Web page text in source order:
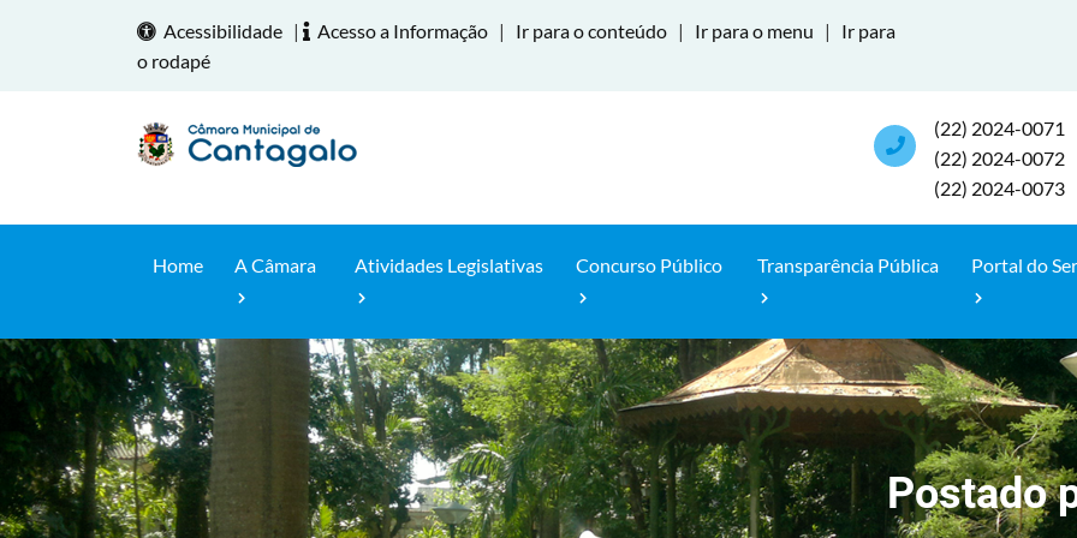
Acessibilidade | Acesso a Informação | Ir para o conteúdo | Ir para o menu |
Ir para
o rodapé
(22) 2024-0071
(22) 2024-0072
(22) 2024-0073
Home A Câmara Atividades Legislativas Concurso Público Transparência Pública Portal do
Postado